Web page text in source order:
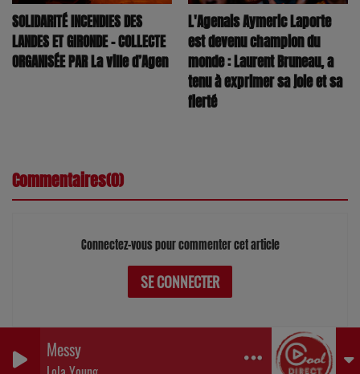
Messy
0
SOLIDARITÉ INCENDIES DES
LANDES ET GIRONDE – COLLECTE
ORGANISÉE PAR La ville d’Agen
L'Agenais Aymeric Laporte
est devenu champion du
monde : Laurent Bruneau, a
tenu à exprimer sa joie et sa
fierté
Commentaires(0)
Connectez-vous pour commenter cet article
SE CONNECTER